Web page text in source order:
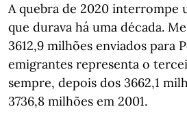
A quebra de 2020 interrompe
que durava há uma década.
3612,9 milhões enviados para
emigrantes representa o
sempre, depois dos 3662,1
3736,8 milhões em 2001.